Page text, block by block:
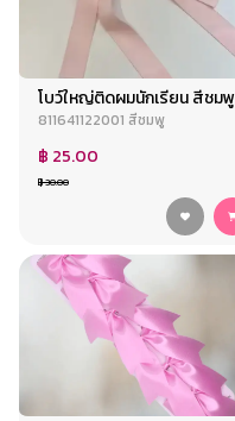
โบว์ใหญ่ติดผมนักเรียน สีชมพู
811641122001 สีชมพู
฿ 25.00
฿ 30.00